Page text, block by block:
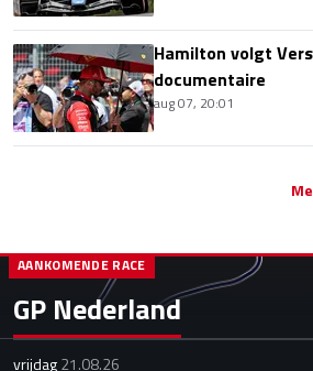
Hamilton volgt
documentaire
aug 07, 20:01
GP Nederland
AANKOMENDE RACE
vrijdag21.08.26